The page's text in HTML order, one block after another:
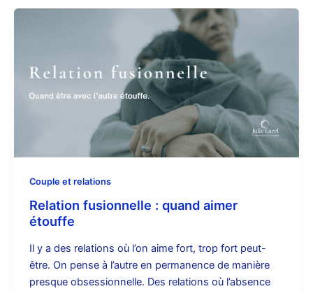
Couple et relations
Relation fusionnelle : quand aimer
étouffe
Il y a des relations où l’on aime fort, trop fort peut-
être. On pense à l’autre en permanence de manière
presque obsessionnelle. Des relations où l’absence